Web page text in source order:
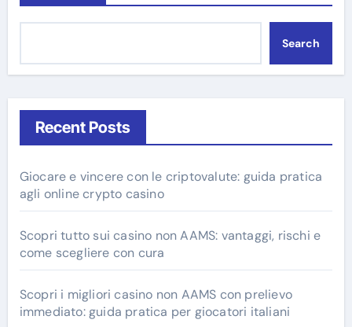
Search
Recent Posts
Giocare e vincere con le criptovalute: guida pratica
agli online crypto casino
Scopri tutto sui casino non AAMS: vantaggi, rischi e
come scegliere con cura
Scopri i migliori casino non AAMS con prelievo
immediato: guida pratica per giocatori italiani